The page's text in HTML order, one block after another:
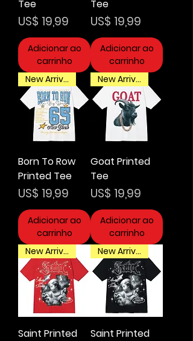
Tee
Preço
US$ 19,99
Adicionar ao
carrinho
Tee
Preço
US$ 19,99
Adicionar ao
carrinho
New Arrival
Born To Row
Printed Tee
Preço
US$ 19,99
Adicionar ao
carrinho
New Arrival
Goat Printed
Tee
Preço
US$ 19,99
Adicionar ao
carrinho
New Arrival
Saint Printed
New Arrival
Saint Printed